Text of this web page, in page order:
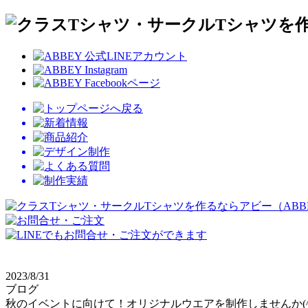
2023/8/31
ブログ
秋のイベントに向けて！オリジナルウエアを制作しませんか